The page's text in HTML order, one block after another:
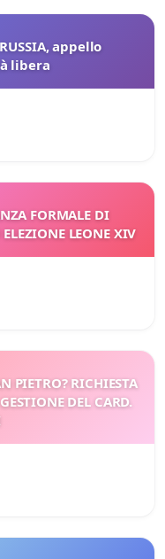
appello
libera
FORMALE DI
LEONE XIV
PIETRO? RICHIESTA
DEL CARD.